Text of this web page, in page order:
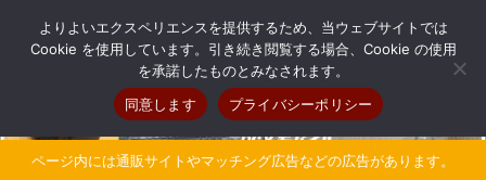
自分だけのオリジナルパソコンを持とう
ページ内には通販サイトやマッチング広告などの広告があります。
よりよいエクスペリエンスを提供するため、当ウェブサイトでは
Cookie を使用しています。引き続き閲覧する場合、Cookie の使用
を承諾したものとみなされます。
同意します
プライバシーポリシー